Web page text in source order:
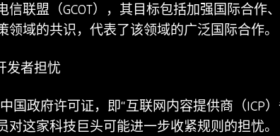
联盟（GCOT），其目标包括加强国际合作
域的共识，代表了该领域的广泛国际合作。
发者担忧
政府许可证，即“互联网内容提供商（ICP
这家科技巨头可能进一步收紧规则的担忧。